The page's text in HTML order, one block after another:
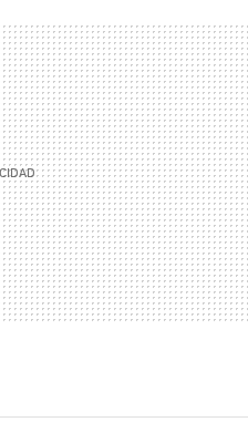
MAIL